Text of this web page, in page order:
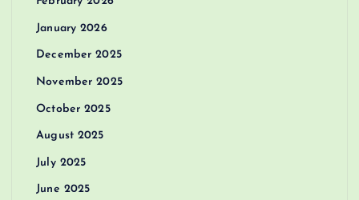
January 2026
December 2025
November 2025
October 2025
August 2025
July 2025
June 2025